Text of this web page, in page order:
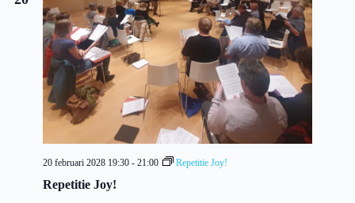
Repetitie Joy!
20 februari 2028 19:30 - 21:00 Repetitie Joy!